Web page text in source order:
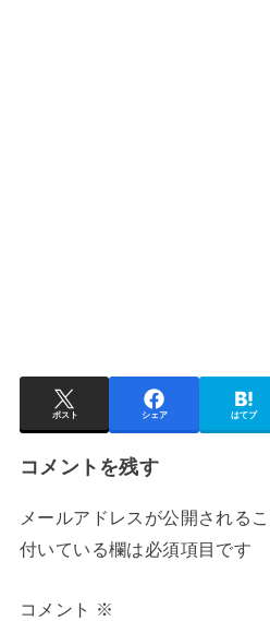
ポスト シェア はてブ
コメントを残す
メールアドレスが公開される
付いている欄は必須項目です
コメント ※